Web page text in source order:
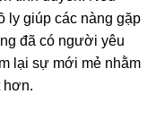
ly giúp các nàng gặp
đã có người yêu
lại sự mới mẻ nhằm
hơn.